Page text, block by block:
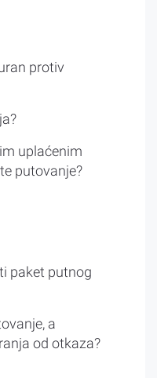
protiv
uplaćenim
putovanje?
paket putnog
a
od otkaza?